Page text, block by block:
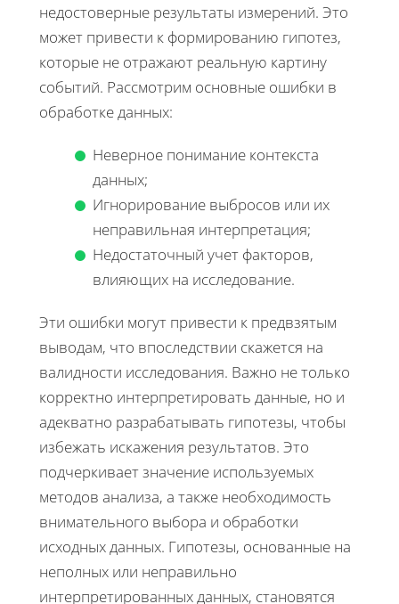
недостоверные результаты измерений. Это
может привести к формированию гипотез,
которые не отражают реальную картину
событий. Рассмотрим основные ошибки в
обработке данных:
Неверное понимание контекста
данных;
Игнорирование выбросов или их
неправильная интерпретация;
Недостаточный учет факторов,
влияющих на исследование.
Эти ошибки могут привести к предвзятым
выводам, что впоследствии скажется на
валидности исследования. Важно не только
корректно интерпретировать данные, но и
адекватно разрабатывать гипотезы, чтобы
избежать искажения результатов. Это
подчеркивает значение используемых
методов анализа, а также необходимость
внимательного выбора и обработки
исходных данных. Гипотезы, основанные на
неполных или неправильно
интерпретированных данных, становятся